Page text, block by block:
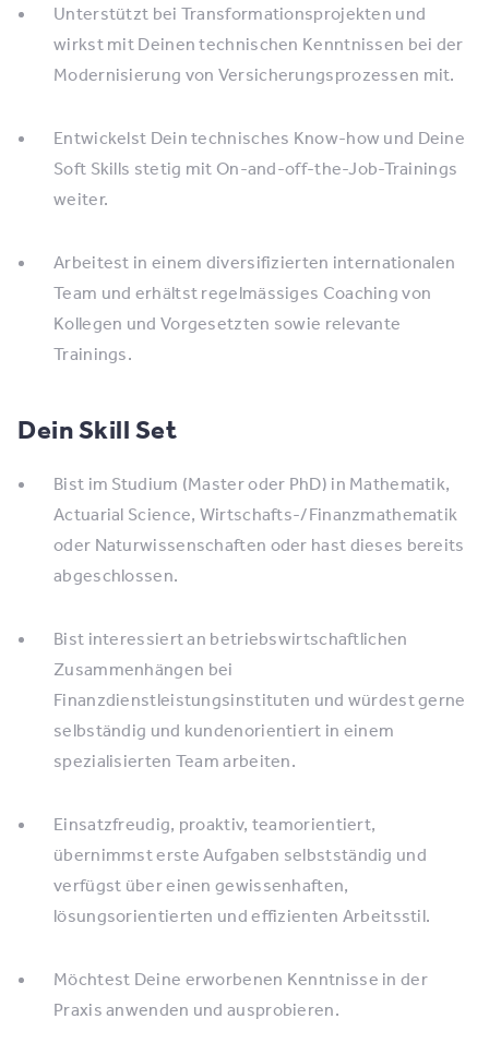
Unterstützt bei Transformationsprojekten und
wirkst mit Deinen technischen Kenntnissen bei der
Modernisierung von Versicherungsprozessen mit.
Entwickelst Dein technisches Know-how und Deine
Soft Skills stetig mit On-and-off-the-Job-Trainings
weiter.
Arbeitest in einem diversifizierten internationalen
Team und erhältst regelmässiges Coaching von
Kollegen und Vorgesetzten sowie relevante
Trainings.
Dein Skill Set
Bist im Studium (Master oder PhD) in Mathematik,
Actuarial Science, Wirtschafts-/Finanzmathematik
oder Naturwissenschaften oder hast dieses bereits
abgeschlossen.
Bist interessiert an betriebswirtschaftlichen
Zusammenhängen bei
Finanzdienstleistungsinstituten und würdest gerne
selbständig und kundenorientiert in einem
spezialisierten Team arbeiten.
Einsatzfreudig, proaktiv, teamorientiert,
übernimmst erste Aufgaben selbstständig und
verfügst über einen gewissenhaften,
lösungsorientierten und effizienten Arbeitsstil.
Möchtest Deine erworbenen Kenntnisse in der
Praxis anwenden und ausprobieren.